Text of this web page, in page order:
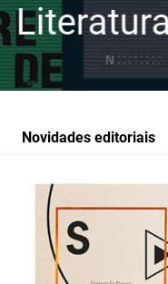
Novidades editoriais